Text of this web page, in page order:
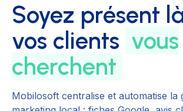
Soyez présent
vos clients vous
cherchent
Mobilosoft centralise et automatise la